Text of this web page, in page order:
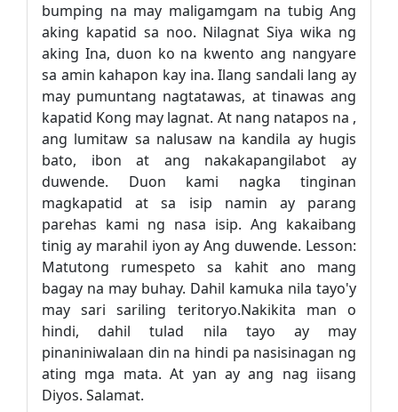
bumping na may maligamgam na tubig Ang
aking kapatid sa noo. Nilagnat Siya wika ng
aking Ina, duon ko na kwento ang nangyare
sa amin kahapon kay ina. Ilang sandali lang ay
may pumuntang nagtatawas, at tinawas ang
kapatid Kong may lagnat. At nang natapos na ,
ang lumitaw sa nalusaw na kandila ay hugis
bato, ibon at ang nakakapangilabot ay
duwende. Duon kami nagka tinginan
magkapatid at sa isip namin ay parang
parehas kami ng nasa isip. Ang kakaibang
tinig ay marahil iyon ay Ang duwende. Lesson:
Matutong rumespeto sa kahit ano mang
bagay na may buhay. Dahil kamuka nila tayo'y
may sari sariling teritoryo.Nakikita man o
hindi, dahil tulad nila tayo ay may
pinaniniwalaan din na hindi pa nasisinagan ng
ating mga mata. At yan ay ang nag iisang
Diyos. Salamat.